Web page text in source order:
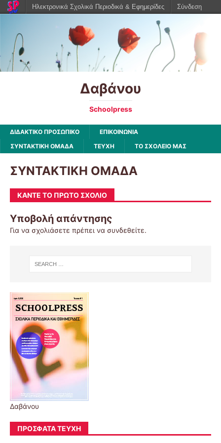
Δαβάνου
Schoolpress
ΔΙΔΑΚΤΙΚΟ ΠΡΟΣΩΠΙΚΟ
ΕΠΙΚΟΙΝΩΝΙΑ
ΣΥΝΤΑΚΤΙΚΗ ΟΜΑΔΑ
ΤΕΥΧΗ ΤΟ ΣΧΟΛΕΙΟ ΜΑΣ
ΣΥΝΤΑΚΤΙΚΗ ΟΜΑΔΑ
ΚΆΝΤΕ ΤΟ ΠΡΏΤΟ ΣΧΌΛΙΟ
Υποβολή απάντησης
Για να σχολιάσετε πρέπει να συνδεθείτε.
Δαβάνου
ΠΡΌΣΦΑΤΑ ΤΕΎΧΗ
Ηλεκτρονικά Σχολικά Περιοδικά & Εφημερίδες Σύνδεση